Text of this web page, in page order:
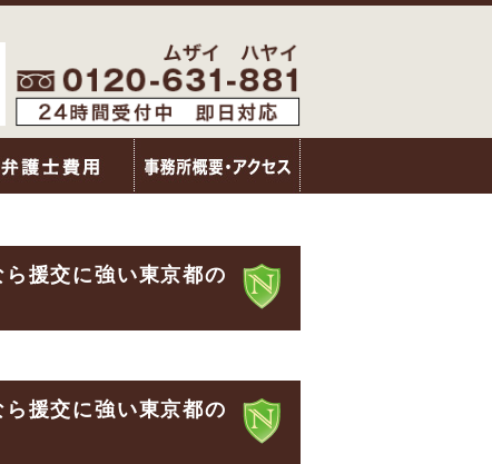
援交に強い東京都の
援交に強い東京都の